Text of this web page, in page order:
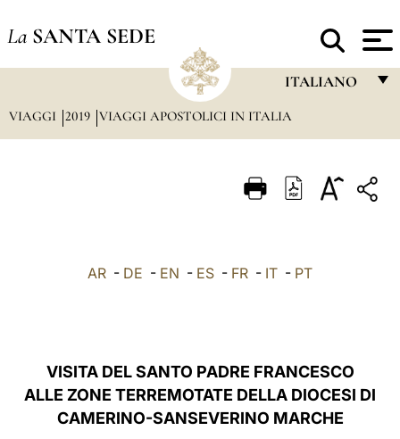
La SANTA SEDE
ITALIANO
FRANÇAIS
ITALIANO
中文
LATINE
VIAGGI 2019 VIAGGI APOSTOLICI IN ITALIA
AR - DE - EN - ES - FR - IT - PT
VISITA DEL SANTO PADRE FRANCESCO
ALLE ZONE TERREMOTATE DELLA DIOCESI DI
CAMERINO-SANSEVERINO MARCHE